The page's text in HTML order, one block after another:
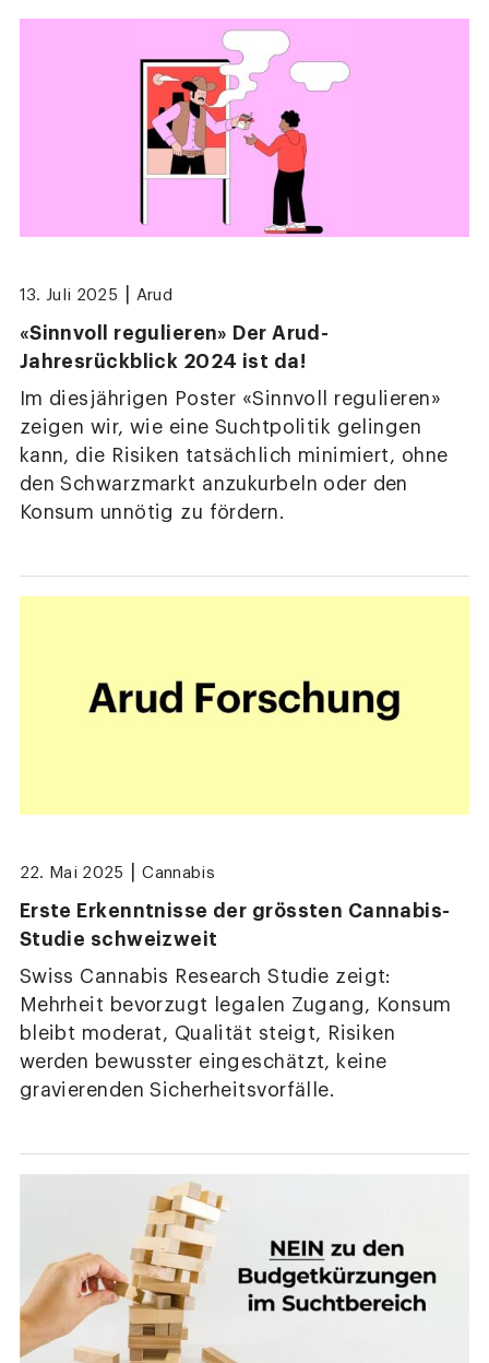
13. Juli 2025 Arud
«Sinnvoll regulieren» Der Arud-
Jahresrückblick 2024 ist da!
Im diesjährigen Poster «Sinnvoll regulieren»
zeigen wir, wie eine Suchtpolitik gelingen
kann, die Risiken tatsächlich minimiert, ohne
den Schwarzmarkt anzukurbeln oder den
Konsum unnötig zu fördern.
22. Mai 2025 Cannabis
Erste Erkenntnisse der grössten Cannabis-
Studie schweizweit
Swiss Cannabis Research Studie zeigt:
Mehrheit bevorzugt legalen Zugang, Konsum
bleibt moderat, Qualität steigt, Risiken
werden bewusster eingeschätzt, keine
gravierenden Sicherheitsvorfälle.